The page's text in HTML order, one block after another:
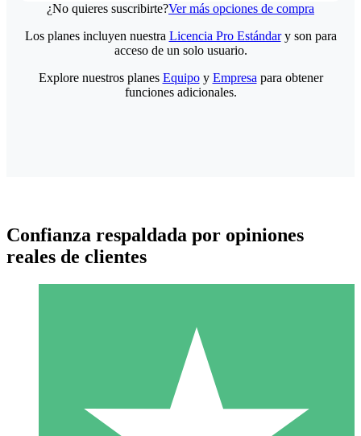
¿No quieres suscribirte?Ver más opciones de compra
Paquetes de Créditos Individuales
Paga según el uso con créditos de descarga. Sin compromiso
Los planes incluyen nuestra Licencia Pro Estándary son para
acceso de un solo usuario.
Explore nuestros planes Equipoy Empresa para obtener
funciones adicionales.
Confianza respaldada por opiniones
reales de clientes